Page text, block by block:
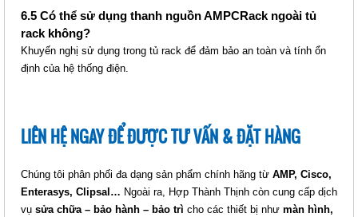
6.5 Có thể sử dụng thanh nguồn AMPCRack ngoài tủ
rack không?
Khuyến nghị sử dụng trong tủ rack để đảm bảo an toàn và tính ổn
định của hệ thống điện.
LIÊN HỆ NGAY ĐỂ ĐƯỢC TƯ VẤN & ĐẶT HÀNG
Chúng tôi phân phối đa dạng sản phẩm chính hãng từ AMP, Cisco,
Enterasys, Clipsal… Ngoài ra, Hợp Thành Thịnh còn cung cấp dịch
vụ sửa chữa – bảo hành – bảo trì cho các thiết bị như màn hình,